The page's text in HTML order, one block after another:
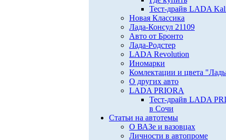
Тест-драйв LADA
Новая Классика
Лада-Консул 21109
Авто от Бронто
Лада-Родстер
LADA Revolution
Иномарки
Комлектации и цвета
О других авто
LADA PRIORA
Тест-драйв LADA
в Сочи
Статьи на автотемы
О ВАЗе и вазовцах
Личности в автопроме